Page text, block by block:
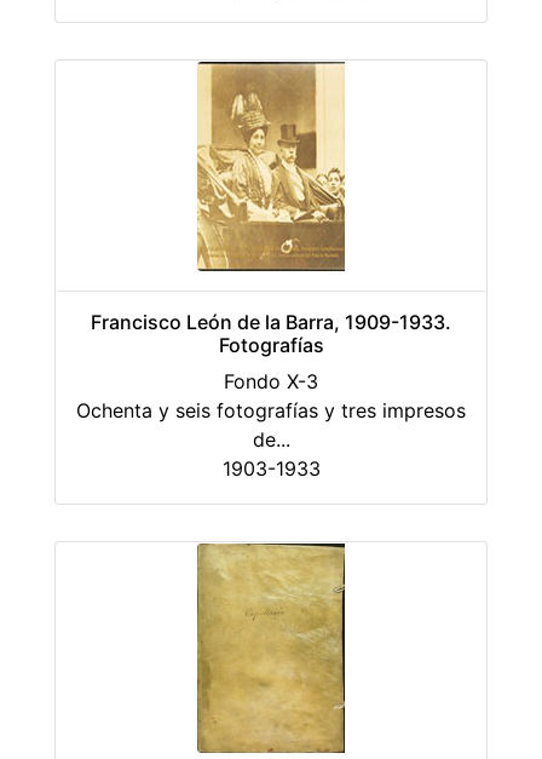
Francisco León de la Barra, 1909-1933.
Fotografías
Fondo X-3
Ochenta y seis fotografías y tres impresos
de...
1903-1933